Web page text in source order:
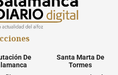
De
Santa Marta De
Tormes